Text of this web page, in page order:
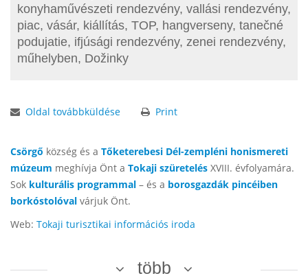
konyhaművészeti rendezvény, vallási rendezvény,
piac, vásár, kiállítás, TOP, hangverseny, tanečné
podujatie, ifjúsági rendezvény, zenei rendezvény,
műhelyben, Dožinky
Oldal továbbküldése Print
Csörgő község és a Tőketerebesi Dél-zempléni honismereti
múzeum meghívja Önt a Tokaji szüretelés XVIII. évfolyamára.
Sok kulturális programmal – és a borosgazdák pincéiben
borkóstolóval várjuk Önt.
Web: Tokaji turisztikai információs iroda
több